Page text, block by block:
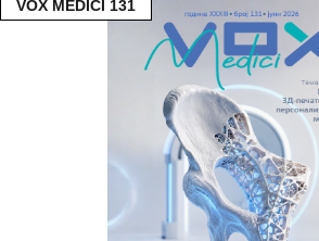
VOX MEDICI 131